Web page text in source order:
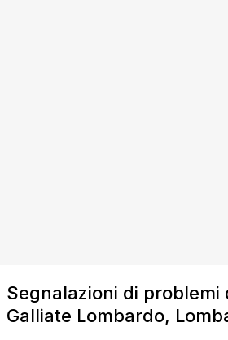
Segnalazioni di problemi
Galliate Lombardo,